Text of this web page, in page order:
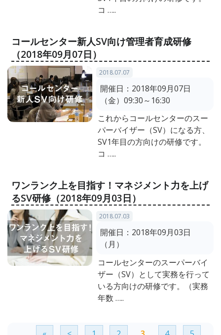
コ …..
コールセンター新人SV向け管理者育成研修
（2018年09月07日）
2018.07.07
開催日： 2018年09月07日
（金）09:30～16:30
これからコールセンターのスー
パーバイザー（SV）になる方、
SV1年目の方向けの研修です。
コ …..
ワンランク上を目指す！マネジメント力を上げ
るSV研修（2018年09月03日）
2018.07.03
開催日： 2018年09月03日
（月）
コールセンターのスーパーバイ
ザー（SV）として実務を行って
いる方向けの研修です。（実務
年数 …..